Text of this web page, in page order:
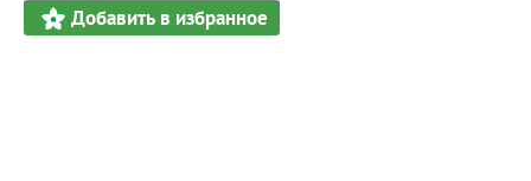
Добавить в избранное